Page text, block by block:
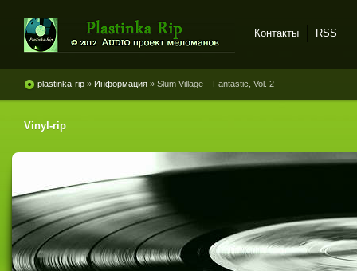
винила и магнитоальбомов
Контакты RSS
plastinka-rip » Информация » Slum Village ‎– Fantastic, Vol. 2
Vinyl-rip